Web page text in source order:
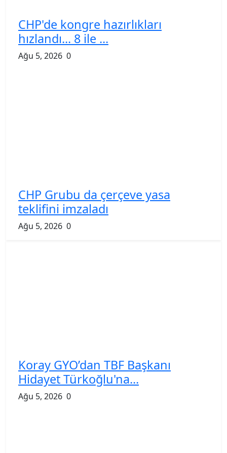
CHP'de kongre hazırlıkları
hızlandı... 8 ile ...
Ağu 5, 2026 0
CHP Grubu da çerçeve yasa
teklifini imzaladı
Ağu 5, 2026 0
Koray GYO’dan TBF Başkanı
Hidayet Türkoğlu'na...
Ağu 5, 2026 0